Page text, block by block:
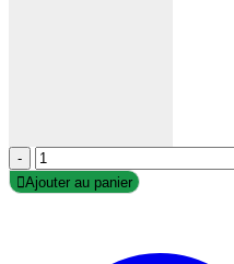
-
Ajouter au panier